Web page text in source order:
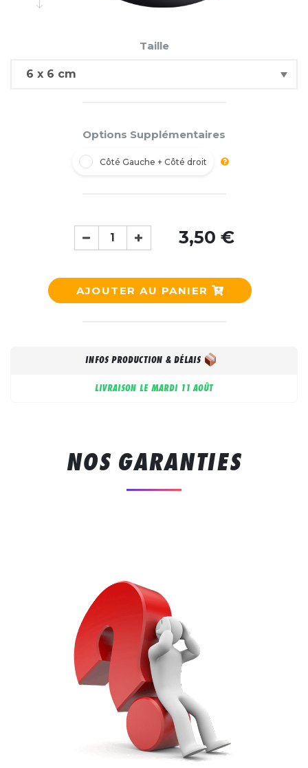
Taille
Options Supplémentaires
Côté Gauche + Côté droit
3,50 €
AJOUTER AU PANIER
INFOS PRODUCTION & DÉLAIS
LIVRAISON LE MARDI 11 AOÛT
NOS GARANTIES